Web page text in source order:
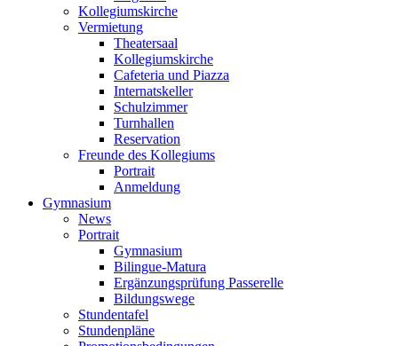
Kollegiumskirche
Vermietung
Theatersaal
Kollegiumskirche
Cafeteria und Piazza
Internatskeller
Schulzimmer
Turnhallen
Reservation
Freunde des Kollegiums
Portrait
Anmeldung
Gymnasium
News
Portrait
Gymnasium
Bilingue-Matura
Ergänzungsprüfung Passerelle
Bildungswege
Stundentafel
Stundenpläne